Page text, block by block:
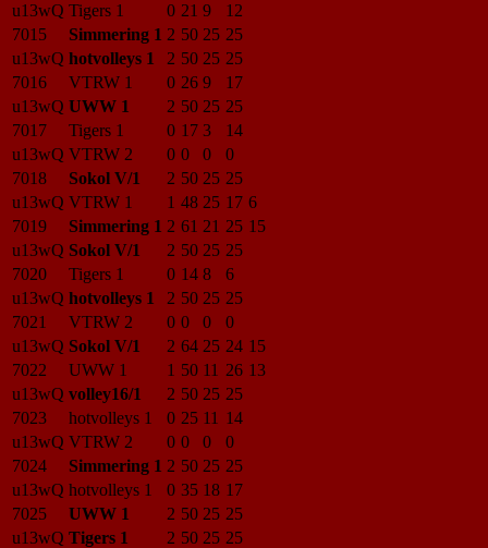
u13wQ Tigers 1 0 21 9
12
7015
Simmering 1 2 50 25 25
u13wQ hotvolleys 1 2 50 25 25
7016
VTRW 1 0 26 9
17
u13wQ UWW 1 2 50 25 25
7017
Tigers 1 0 17 3
14
u13wQ VTRW 2 0 0 0
0
7018
Sokol V/1 2 50 25 25
u13wQ VTRW 1 1 48 25 17 6
7019
Simmering 1 2 61 21 25 15
u13wQ Sokol V/1 2 50 25 25
7020
Tigers 1 0 14 8
6
u13wQ hotvolleys 1 2 50 25 25
7021
VTRW 2 0 0 0
0
u13wQ Sokol V/1 2 64 25 24 15
7022
UWW 1 1 50 11 26 13
u13wQ volley16/1 2 50 25 25
7023
hotvolleys 1 0 25 11 14
u13wQ VTRW 2 0 0 0
0
7024
Simmering 1 2 50 25 25
u13wQ hotvolleys 1 0 35 18 17
7025
UWW 1 2 50 25 25
u13wQ Tigers 1 2 50 25 25